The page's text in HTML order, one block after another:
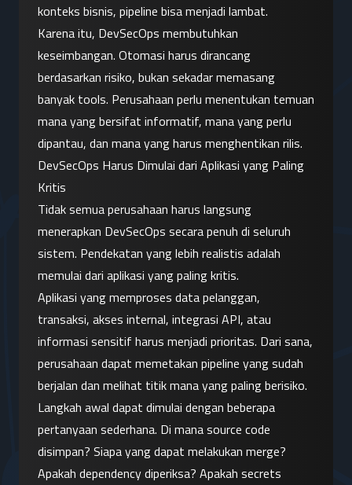
konteks bisnis, pipeline bisa menjadi lambat.
Karena itu, DevSecOps membutuhkan
keseimbangan. Otomasi harus dirancang
berdasarkan risiko, bukan sekadar memasang
banyak tools. Perusahaan perlu menentukan temuan
mana yang bersifat informatif, mana yang perlu
dipantau, dan mana yang harus menghentikan rilis.
DevSecOps Harus Dimulai dari Aplikasi yang Paling
Kritis
Tidak semua perusahaan harus langsung
menerapkan DevSecOps secara penuh di seluruh
sistem. Pendekatan yang lebih realistis adalah
memulai dari aplikasi yang paling kritis.
Aplikasi yang memproses data pelanggan,
transaksi, akses internal, integrasi API, atau
informasi sensitif harus menjadi prioritas. Dari sana,
perusahaan dapat memetakan pipeline yang sudah
berjalan dan melihat titik mana yang paling berisiko.
Langkah awal dapat dimulai dengan beberapa
pertanyaan sederhana. Di mana source code
disimpan? Siapa yang dapat melakukan merge?
Apakah dependency diperiksa? Apakah secrets